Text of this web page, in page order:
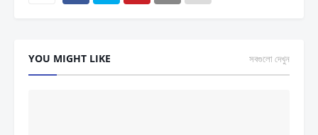
YOU MIGHT LIKE সবগুলো দেখুন